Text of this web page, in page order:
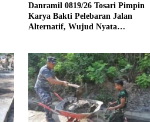
Danramil 0819/26 Tosari Pimpin
Karya Bakti Pelebaran Jalan
Alternatif, Wujud Nyata